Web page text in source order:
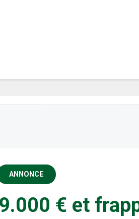
ANNONCE
€ et